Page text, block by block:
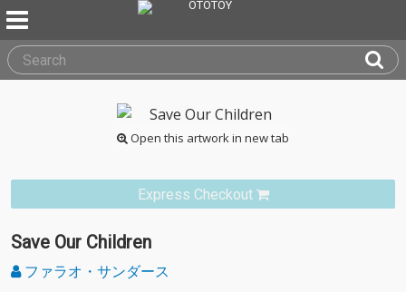
Open this artwork in new tab
Express Checkout
Save Our Children
ファラオ・サンダース